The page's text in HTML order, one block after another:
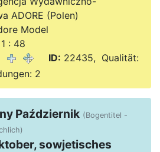
ADORE (Polen)
Model
: 48
ID: 22435, Qualität:
2
Październik (Bogentitel -
sowjetisches